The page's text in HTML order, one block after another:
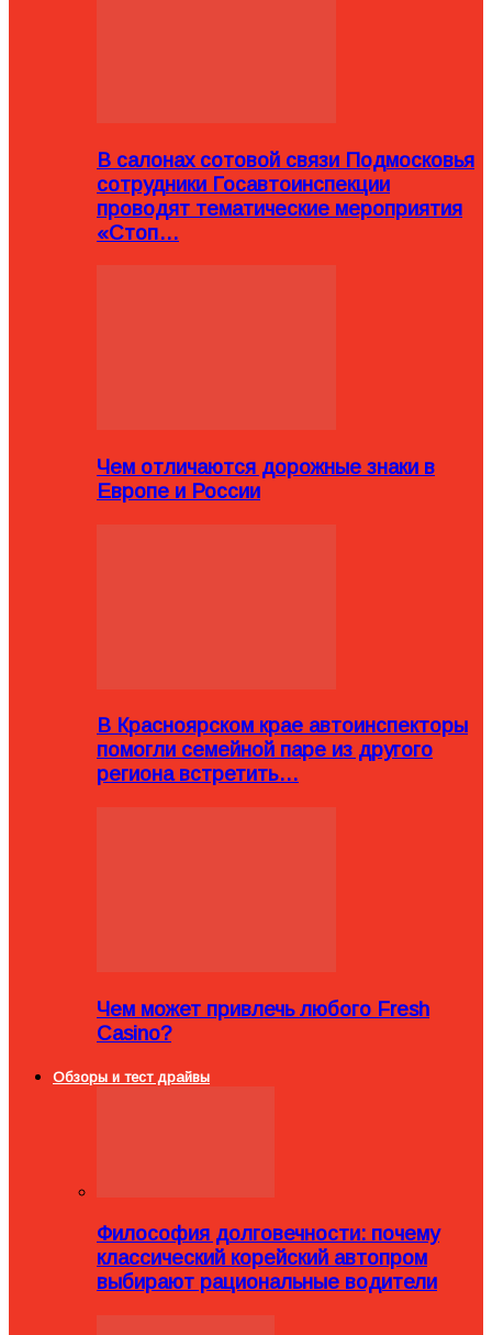
В салонах сотовой связи Подмосковья
сотрудники Госавтоинспекции
проводят тематические мероприятия
«Стоп…
Чем отличаются дорожные знаки в
Европе и России
В Красноярском крае автоинспекторы
помогли семейной паре из другого
региона встретить…
Чем может привлечь любого Fresh
Casino?
Обзоры и тест драйвы
Философия долговечности: почему
классический корейский автопром
выбирают рациональные водители